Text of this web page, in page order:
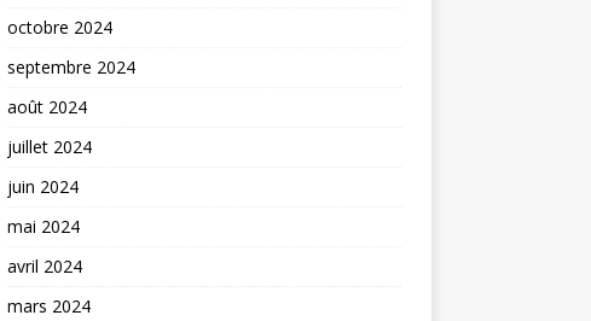
octobre 2024
septembre 2024
août 2024
juillet 2024
juin 2024
mai 2024
avril 2024
mars 2024